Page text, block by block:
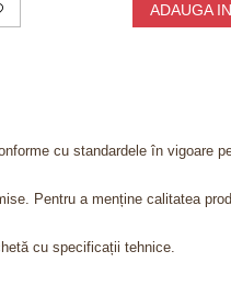
ADAUGA
cu standardele în vigoare
Pentru a menține calitatea
cu specificații tehnice.